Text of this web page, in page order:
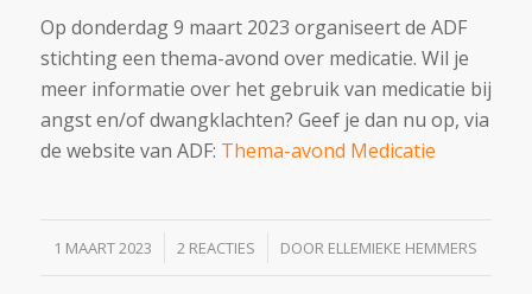
Op donderdag 9 maart 2023 organiseert de ADF
stichting een thema-avond over medicatie. Wil je
meer informatie over het gebruik van medicatie bij
angst en/of dwangklachten? Geef je dan nu op, via
de website van ADF: Thema-avond Medicatie
1 MAART 2023
/ 2 REACTIES
/ DOOR ELLEMIEKE HEMMERS